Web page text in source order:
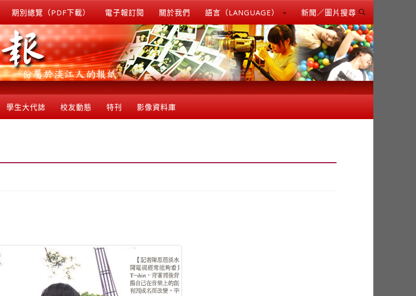
期別總覽（PDF下載） 電子報訂閱 關於我們 語言（LANGUAGE） 新聞／圖片搜尋
學生大代誌 校友動態 特刊 影像資料庫